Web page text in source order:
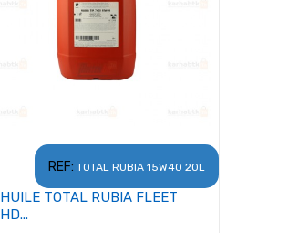
REF: TOTAL RUBIA 15W40 20L
HUILE TOTAL RUBIA FLEET
HD...